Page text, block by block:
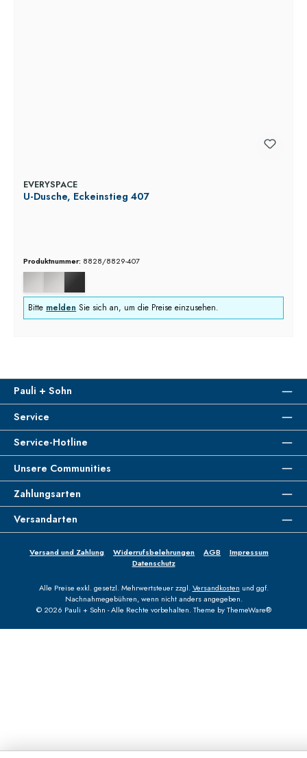
EVERYSPACE
U-Dusche, Eckeinstieg 407
Produktnummer: 8828/8829-407
Bitte melden Sie sich an, um die Preise einzusehen.
Pauli + Sohn
Service
Service-Hotline
Unsere Communities
Zahlungsarten
Versandarten
Versand und Zahlung Widerrufsbelehrungen AGB
Impressum
Datenschutz
Alle Preise exkl. gesetzl. Mehrwertsteuer zzgl.Versandkosten und ggf.
Nachnahmegebühren, wenn nicht anders angegeben.
© 2026 Pauli + Sohn - Alle Rechte vorbehalten. Theme byThemeWare®